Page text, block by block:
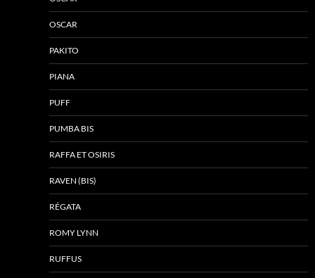
OSCAR
PAKITO
PIANA
PUFF
PUMBA BIS
RAFFA ET OSIRIS
RAVEN (BIS)
RÉGATA
ROMY LYNN
RUFFUS